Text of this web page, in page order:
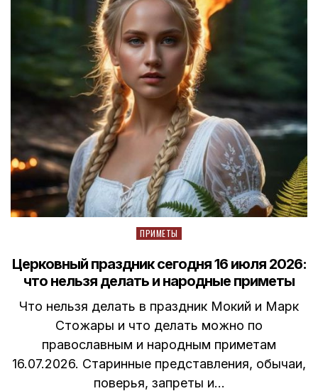
Posted
ПРИМЕТЫ
Церковный праздник сегодня 16 июля 2026:
что нельзя делать и народные приметы
Что нельзя делать в праздник Мокий и Марк
Стожары и что делать можно по
православным и народным приметам
16.07.2026. Старинные представления, обычаи,
поверья, запреты и…